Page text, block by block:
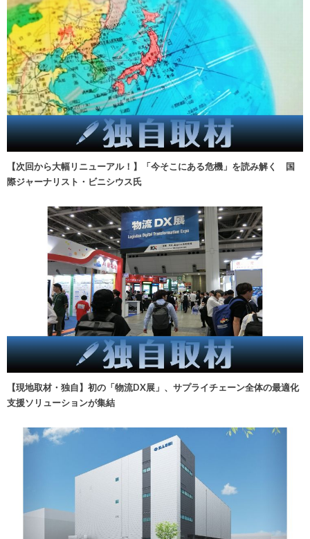
【次回から大幅リニューアル！】「今そこにある危機」を読み解く 国
際ジャーナリスト・ビニシウス氏
【現地取材・独自】初の「物流DX展」、サプライチェーン全体の最適化
支援ソリューションが集結